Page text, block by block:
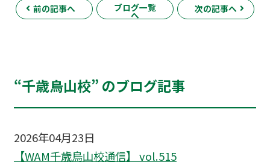
前の記事へ ブログ一覧
へ
次の記事へ
“千歳烏山校” のブログ記事
2026年04月23日
【WAM千歳烏山校通信】 vol.515